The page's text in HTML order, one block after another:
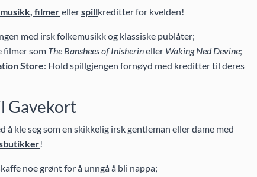
musikk, filmerellerspillkreditter for kvelden!
med irsk folkemusikk og klassiske publåter;
filmer som The Banshees of Inisherineller Waking Ned Devine;
Store: Hold spillgjengen fornøyd med kreditter til deres
Gavekort
å kle seg som en skikkelig irsk gentleman eller dame med
!
noe grønt for å unngå å bli nappa;